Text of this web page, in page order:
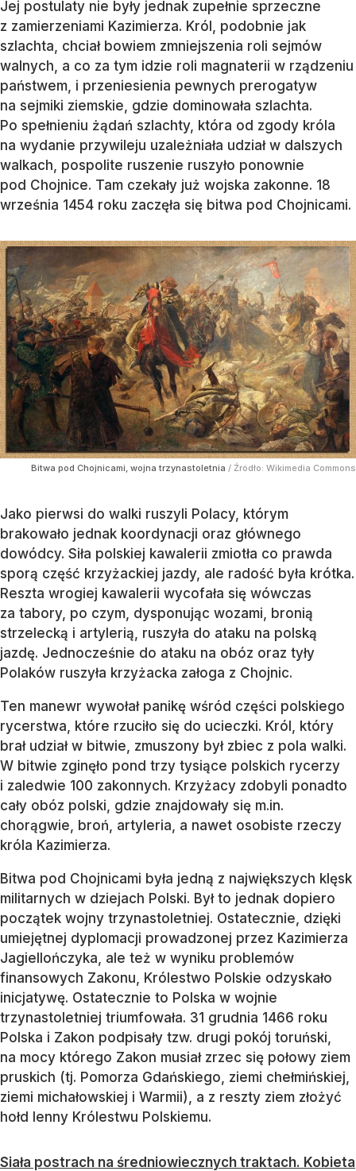
Jej postulaty nie były jednak zupełnie sprzeczne
z zamierzeniami Kazimierza. Król, podobnie jak
szlachta, chciał bowiem zmniejszenia roli sejmów
walnych, a co za tym idzie roli magnaterii w rządzeniu
państwem, i przeniesienia pewnych prerogatyw
na sejmiki ziemskie, gdzie dominowała szlachta.
Po spełnieniu żądań szlachty, która od zgody króla
na wydanie przywileju uzależniała udział w dalszych
walkach, pospolite ruszenie ruszyło ponownie
pod Chojnice. Tam czekały już wojska zakonne. 18
września 1454 roku zaczęła się bitwa pod Chojnicami.
Bitwa pod Chojnicami, wojna trzynastoletnia / Źródło: Wikimedia Commons
Jako pierwsi do walki ruszyli Polacy, którym
brakowało jednak koordynacji oraz głównego
dowódcy. Siła polskiej kawalerii zmiotła co prawda
sporą część krzyżackiej jazdy, ale radość była krótka.
Reszta wrogiej kawalerii wycofała się wówczas
za tabory, po czym, dysponując wozami, bronią
strzelecką i artylerią, ruszyła do ataku na polską
jazdę. Jednocześnie do ataku na obóz oraz tyły
Polaków ruszyła krzyżacka załoga z Chojnic.
Ten manewr wywołał panikę wśród części polskiego
rycerstwa, które rzuciło się do ucieczki. Król, który
brał udział w bitwie, zmuszony był zbiec z pola walki.
W bitwie zginęło pond trzy tysiące polskich rycerzy
i zaledwie 100 zakonnych. Krzyżacy zdobyli ponadto
cały obóz polski, gdzie znajdowały się m.in.
chorągwie, broń, artyleria, a nawet osobiste rzeczy
króla Kazimierza.
Bitwa pod Chojnicami była jedną z największych klęsk
militarnych w dziejach Polski. Był to jednak dopiero
początek wojny trzynastoletniej. Ostatecznie, dzięki
umiejętnej dyplomacji prowadzonej przez Kazimierza
Jagiellończyka, ale też w wyniku problemów
finansowych Zakonu, Królestwo Polskie odzyskało
inicjatywę. Ostatecznie to Polska w wojnie
trzynastoletniej triumfowała. 31 grudnia 1466 roku
Polska i Zakon podpisały tzw. drugi pokój toruński,
na mocy którego Zakon musiał zrzec się połowy ziem
pruskich (tj. Pomorza Gdańskiego, ziemi chełmińskiej,
ziemi michałowskiej i Warmii), a z reszty ziem złożyć
hołd lenny Królestwu Polskiemu.
Siała postrach na średniowiecznych traktach. Kobieta